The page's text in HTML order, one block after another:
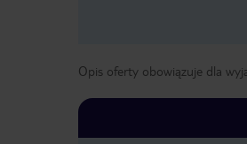
Opis oferty obowiązuje dla